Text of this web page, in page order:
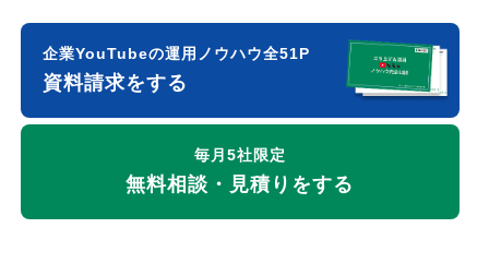
企業YouTubeの運用ノウハウ全51P
資料請求をする
毎月5社限定
無料相談・見積りをする